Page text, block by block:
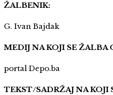
ŽALBENIK:
G. Ivan Bajdak
MEDIJ NA KOJI SE ŽALBA
portal Depo.ba
TEKST/SADRŽAJ NA KOJI